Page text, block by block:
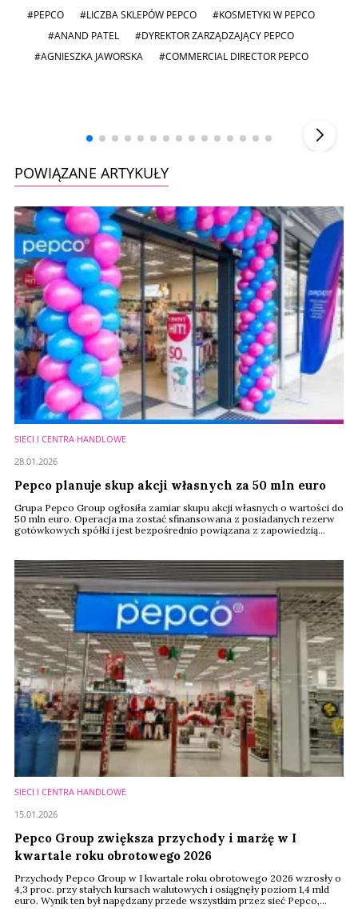
#PEPCO #LICZBA SKLEPÓW PEPCO
#KOSMETYKI W PEPCO
#ANAND PATEL
#DYREKTOR ZARZĄDZAJĄCY PEPCO
#AGNIESZKA JAWORSKA
#COMMERCIAL DIRECTOR PEPCO
POWIĄZANE ARTYKUŁY
SIECI I CENTRA HANDLOWE
Pepco planuje skup akcji własnych za 50 mln euro
Grupa Pepco Group ogłosiła zamiar skupu akcji własnych o wartości do
50 mln euro. Operacja ma zostać sfinansowana z posiadanych rezerw
gotówkowych spółki i jest bezpośrednio powiązana z zapowiedzią
28.01.2026
SIECI I CENTRA HANDLOWE
Pepco Group zwiększa przychody i marżę w I
kwartale roku obrotowego 2026
Przychody Pepco Group w I kwartale roku obrotowego 2026 wzrosły o
4,3 proc. przy stałych kursach walutowych i osiągnęły poziom 1,4 mld
euro. Wynik ten był napędzany przede wszystkim przez sieć Pepco,
15.01.2026